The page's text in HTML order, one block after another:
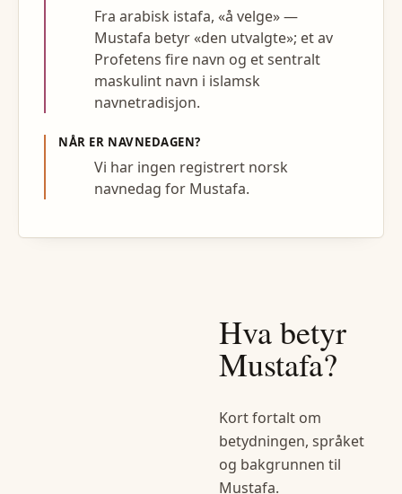
Fra arabisk istafa, «å velge» —
Mustafa betyr «den utvalgte»; et av
Profetens fire navn og et sentralt
maskulint navn i islamsk
navnetradisjon.
NÅR ER NAVNEDAGEN?
Vi har ingen registrert norsk
navnedag for Mustafa.
Hva betyr
Mustafa?
Kort fortalt om
betydningen, språket
og bakgrunnen til
Mustafa.